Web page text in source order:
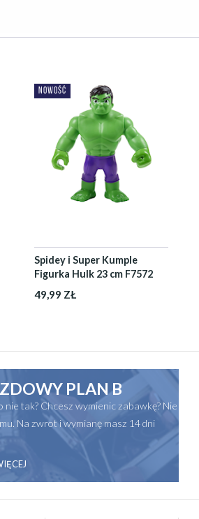
NOWOŚĆ
Spidey i Super Kumple
Figurka Hulk 23 cm F7572
49,99 ZŁ
PLAN B
nie tak? Chcesz wymienic zabawkę? Nie
Na zwrot i wymianę masz 14 dni